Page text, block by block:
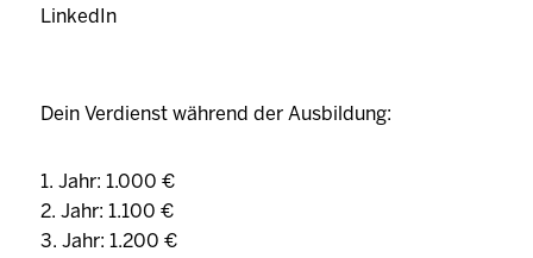
LinkedIn
Dein Verdienst während der Ausbildung:
1. Jahr: 1.000 €
2. Jahr: 1.100 €
3. Jahr: 1.200 €